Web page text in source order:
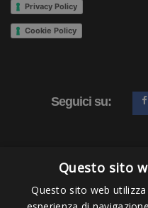
Privacy Policy
Cookie Policy
Seguici su:
Questo sito
Questo sito web